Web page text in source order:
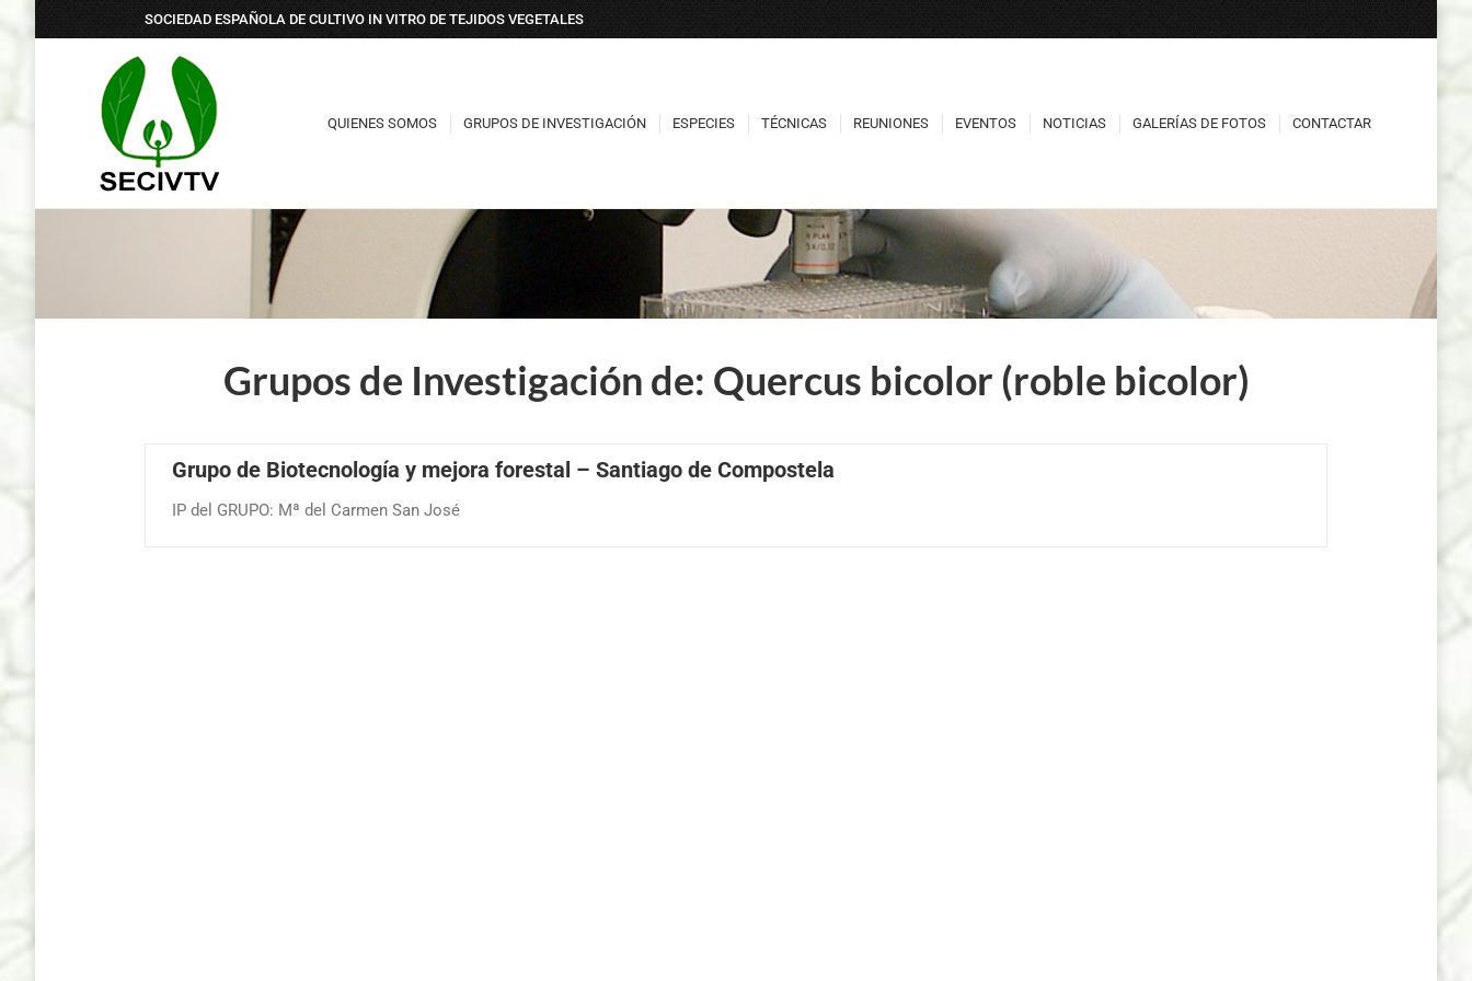
SOCIEDAD ESPAÑOLA DE CULTIVO IN VITRO DE TEJIDOS VEGETALES
QUIENES SOMOS GRUPOS DE INVESTIGACIÓN ESPECIES TÉCNICAS REUNIONES EVENTOS NOTICIAS GALERÍAS DE FOTOS CONTACTAR
Grupos de Investigación de: Quercus bicolor (roble bicolor)
Grupo de Biotecnología y mejora forestal – Santiago de Compostela
IP del GRUPO: Mª del Carmen San José
QUIENES SOMOS GRUPOS DE INVESTIGACIÓN ESPECIES TÉCNICAS REUNIONES EVENTOS NOTICIAS GALERÍAS DE FOTOS CONTACTAR